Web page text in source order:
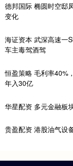
德邦国际 椭圆时空邸
变化
海证资本 武深高速一
车主毒驾酒驾
恒盈策略 毛利率40%
年入30亿
华星配资 多元金融板
贵盈配资 港股油气设